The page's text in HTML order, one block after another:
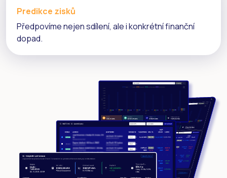
Predikce zisků
Předpovíme nejen sdílení, ale i konkrétní finanční
dopad.